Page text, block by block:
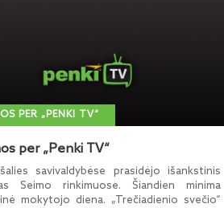
PER „PENKI TV“
per „Penki TV“
savivaldybėse prasidėjo išankstinis
Seimo rinkimuose. Šiandien minima
mokytojo diena. „Trečiadienio svečio“